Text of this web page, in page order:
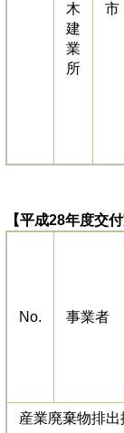
木
建
業
所
市
【平成28年度交付
No. 事業者
産業廃棄物排